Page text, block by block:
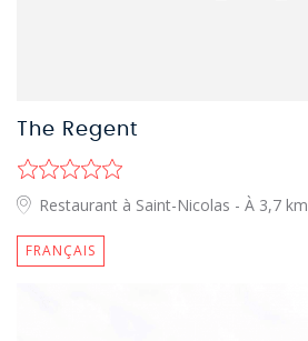
The Regent
Restaurant à Saint-Nicolas - À 3,7 km
FRANÇAIS